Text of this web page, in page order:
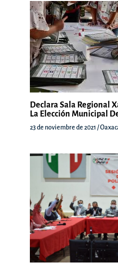
Declara Sala Regional
La Elección Municipal
23 de noviembre de 2021 /